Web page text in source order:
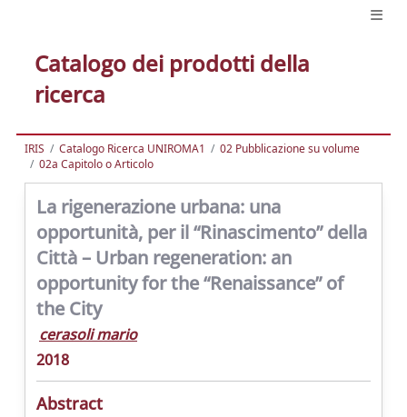
Catalogo dei prodotti della
ricerca
IRIS Catalogo Ricerca UNIROMA1
02 Pubblicazione su volume
02a Capitolo o Articolo
La rigenerazione urbana: una
opportunità, per il “Rinascimento” della
Città – Urban regeneration: an
opportunity for the “Renaissance” of
the City
cerasoli mario
2018
Abstract